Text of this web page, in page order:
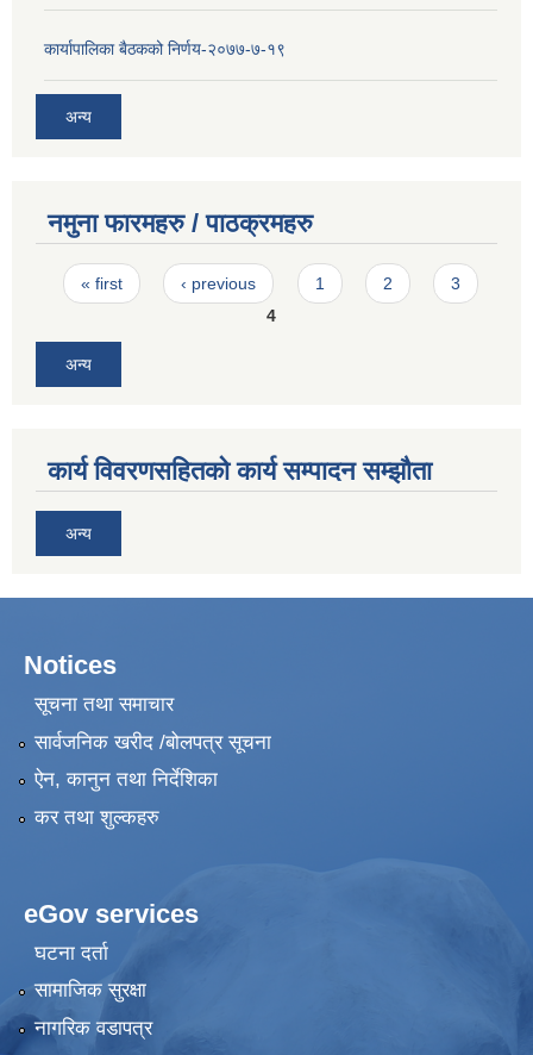
कार्यापालिका बैठकको निर्णय-२०७७-७-१९
अन्य
नमुना फारमहरु / पाठक्रमहरु
Pages
« first ‹ previous 1 2
3
4
अन्य
कार्य विवरणसहितको कार्य सम्पादन सम्झौता
अन्य
Notices
सूचना तथा समाचार
सार्वजनिक खरीद /बोलपत्र सूचना
ऐन, कानुन तथा निर्देशिका
कर तथा शुल्कहरु
eGov services
घटना दर्ता
सामाजिक सुरक्षा
नागरिक वडापत्र